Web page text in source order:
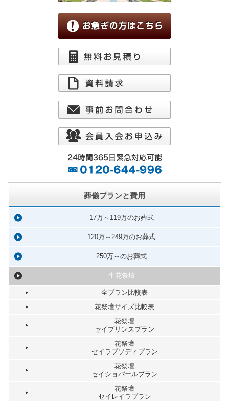
葬儀プランと費用
17万～119万のお葬式
120万～249万のお葬式
250万～のお葬式
生花祭壇
全プラン比較表
花祭壇サイズ比較表
花祭壇
セイプリンスプラン
花祭壇
セイラプソディプラン
花祭壇
セイショパールプラン
花祭壇
セイレイラプラン